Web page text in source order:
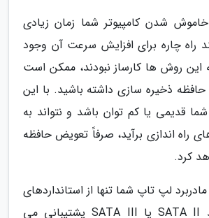
خاموش شدن کامپیوتر شما زمان زیادی
چاره برای افزایش سرعت آن وجود
این روش ها کارساز نبودند، ممکن است
ذخیره سازی داشته باشید. با این
شما قدیمی یا کم توان باشد و نتواند به
راه اندازی برآید، صرفاً تعویض حافظه
کرد.
مادربرد لپ تاپ شما تنها از استانداردهای
رابط قدیمی مانند SATA II یا SATA III پشتیبانی می